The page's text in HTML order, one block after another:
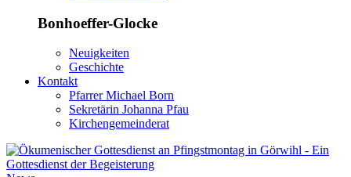
Bonhoeffer-Glocke
Neuigkeiten
Geschichte
Kontakt
Pfarrer Michael Born
Sekretärin Johanna Pfau
Kirchengemeinderat